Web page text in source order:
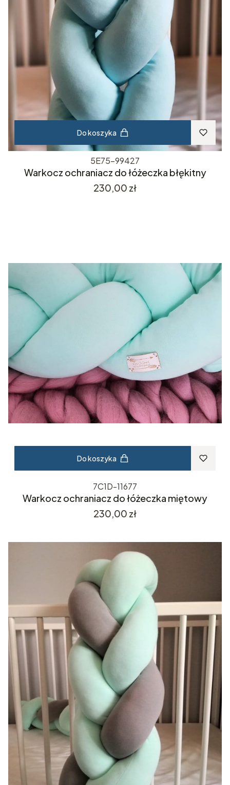
Do koszyka
5E75-99427
Warkocz ochraniacz do łóżeczka błękitny
Cena
230,00 zł
Do koszyka
7C1D-11677
Warkocz ochraniacz do łóżeczka miętowy
Cena
230,00 zł